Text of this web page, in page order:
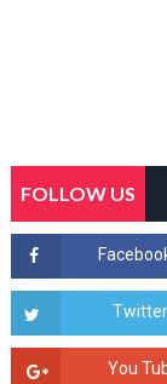
FOLLOW US